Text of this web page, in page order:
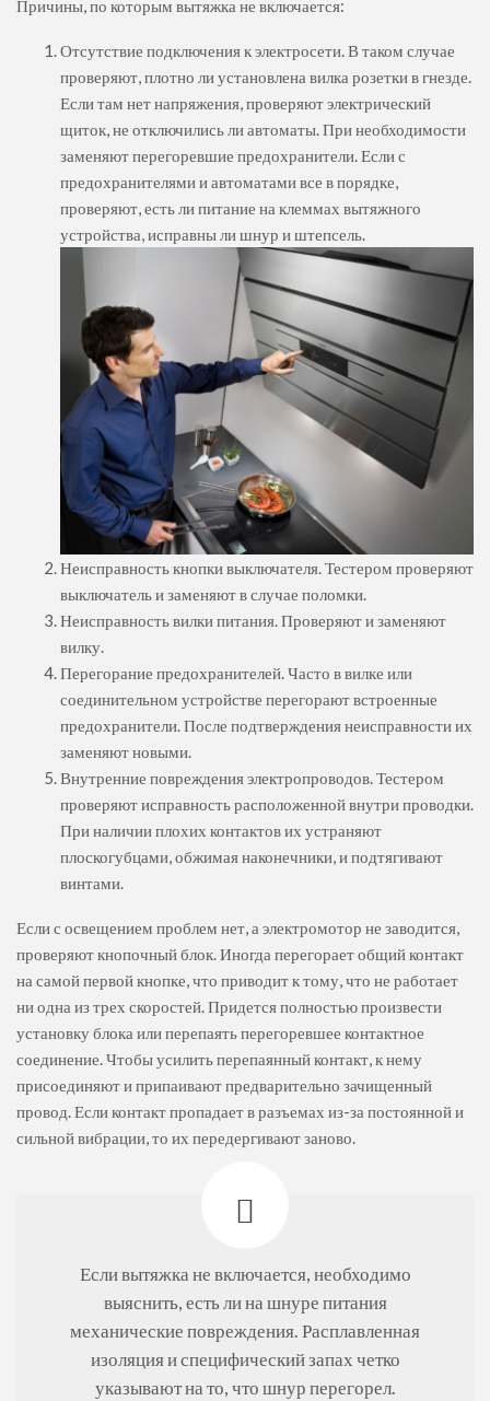
Причины, по которым вытяжка не включается:
Отсутствие подключения к электросети. В таком случае
проверяют, плотно ли установлена вилка розетки в гнезде.
Если там нет напряжения, проверяют электрический
щиток, не отключились ли автоматы. При необходимости
заменяют перегоревшие предохранители. Если с
предохранителями и автоматами все в порядке,
проверяют, есть ли питание на клеммах вытяжного
устройства, исправны ли шнур и штепсель.
Неисправность кнопки выключателя. Тестером проверяют
выключатель и заменяют в случае поломки.
Неисправность вилки питания. Проверяют и заменяют
вилку.
Перегорание предохранителей. Часто в вилке или
соединительном устройстве перегорают встроенные
предохранители. После подтверждения неисправности их
заменяют новыми.
Внутренние повреждения электропроводов. Тестером
проверяют исправность расположенной внутри проводки.
При наличии плохих контактов их устраняют
плоскогубцами, обжимая наконечники, и подтягивают
винтами.
Если с освещением проблем нет, а электромотор не заводится,
проверяют кнопочный блок. Иногда перегорает общий контакт
на самой первой кнопке, что приводит к тому, что не работает
ни одна из трех скоростей. Придется полностью произвести
установку блока или перепаять перегоревшее контактное
соединение. Чтобы усилить перепаянный контакт, к нему
присоединяют и припаивают предварительно зачищенный
провод. Если контакт пропадает в разъемах из-за постоянной и
сильной вибрации, то их передергивают заново.
Если вытяжка не включается, необходимо
выяснить, есть ли на шнуре питания
механические повреждения. Расплавленная
изоляция и специфический запах четко
указывают на то, что шнур перегорел.